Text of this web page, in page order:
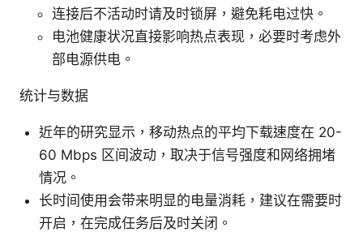
连接后不活动时请及时锁屏，避免耗电过快。
电池健康状况直接影响热点表现，必要时考虑外
部电源供电。
统计与数据
近年的研究显示，移动热点的平均下载速度在 20-
60 Mbps 区间波动，取决于信号强度和网络拥堵
情况。
长时间使用会带来明显的电量消耗，建议在需要时
开启，在完成任务后及时关闭。